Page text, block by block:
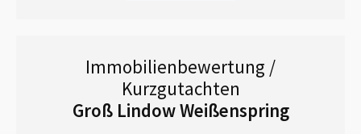
Immobilienbewertung /
Kurzgutachten
Groß Lindow Weißenspring